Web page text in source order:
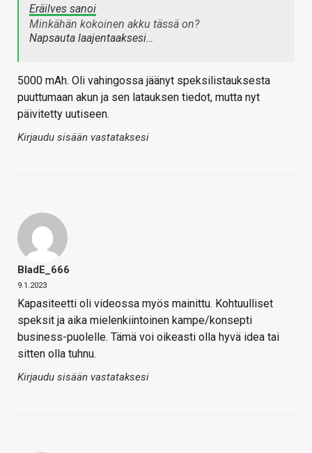
Eräilves sanoi
Minkähän kokoinen akku tässä on?
Napsauta laajentaaksesi…
5000 mAh. Oli vahingossa jäänyt speksilistauksesta
puuttumaan akun ja sen latauksen tiedot, mutta nyt
päivitetty uutiseen.
Kirjaudu sisään vastataksesi
BladE_666
9.1.2023
Kapasiteetti oli videossa myös mainittu. Kohtuulliset
speksit ja aika mielenkiintoinen kampe/konsepti
business-puolelle. Tämä voi oikeasti olla hyvä idea tai
sitten olla tuhnu.
Kirjaudu sisään vastataksesi